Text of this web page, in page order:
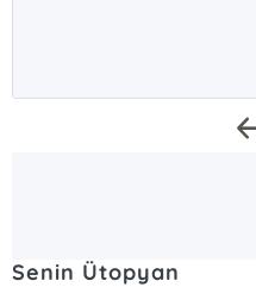
Senin Ütopyan